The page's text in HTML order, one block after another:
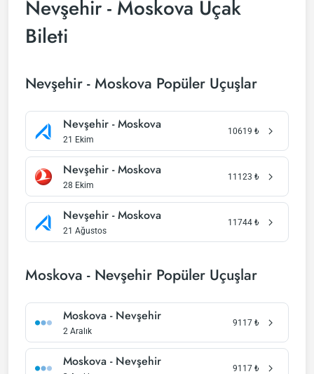
Nevşehir - Moskova Uçak
Bileti
Nevşehir - Moskova Popüler Uçuşlar
Nevşehir - Moskova
21 Ekim
10619 ₺
Nevşehir - Moskova
28 Ekim
11123 ₺
Nevşehir - Moskova
21 Ağustos
11744 ₺
Moskova - Nevşehir Popüler Uçuşlar
Moskova - Nevşehir
2 Aralık
9117 ₺
Moskova - Nevşehir 9117 ₺